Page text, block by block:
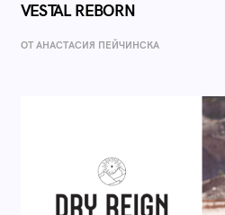
VESTAL REBORN
ОТ AНАСТАСИЯ ПЕЙЧИНСКА